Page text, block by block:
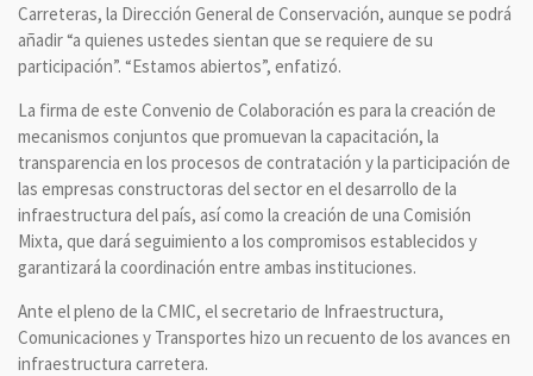
Carreteras, la Dirección General de Conservación, aunque se podrá
añadir “a quienes ustedes sientan que se requiere de su
participación”. “Estamos abiertos”, enfatizó.
La firma de este Convenio de Colaboración es para la creación de
mecanismos conjuntos que promuevan la capacitación, la
transparencia en los procesos de contratación y la participación de
las empresas constructoras del sector en el desarrollo de la
infraestructura del país, así como la creación de una Comisión
Mixta, que dará seguimiento a los compromisos establecidos y
garantizará la coordinación entre ambas instituciones.
Ante el pleno de la CMIC, el secretario de Infraestructura,
Comunicaciones y Transportes hizo un recuento de los avances en
infraestructura carretera.